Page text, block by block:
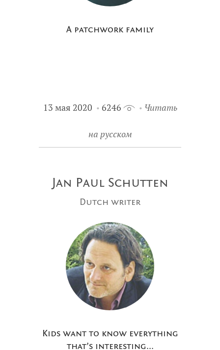
A patchwork family
13 мая 2020 6246 Читать
на русском
Jan Paul Schutten
Dutch writer
Kids want to know everything
that’s interesting...